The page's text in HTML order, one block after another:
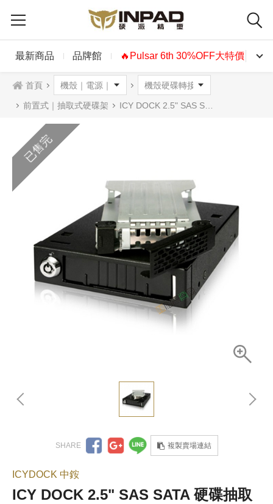
最新商品 品牌館 🔥Pulsar 6th 30%OFF大特價🔥
首頁
前置式｜抽取式硬碟架 ICY DOCK 2.5" SAS SATA 硬碟抽取盒
已售完
複製賣場連結
ICYDOCK 中銨
ICY DOCK 2.5" SAS SATA 硬碟抽取